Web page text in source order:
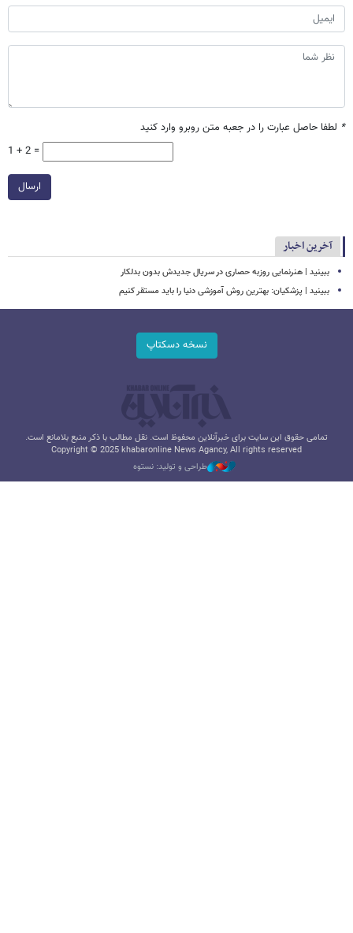
* لطفا حاصل عبارت را در جعبه متن روبرو وارد کنید
1 + 2 =
ارسال
آخرین اخبار
ببینید | هنرنمایی روزبه حصاری در سریال جدیدش بدون بدلکار
ببینید | پزشکیان: بهترین روش آموزشی دنیا را باید مستقر کنیم
نسخه دسکتاپ
تمامی حقوق این سایت برای خبرآنلاین محفوظ است. نقل مطالب با ذکر منبع بلامانع است.
Copyright © 2025 khabaronline News Agancy, All rights reserved
طراحی و تولید: نستوه